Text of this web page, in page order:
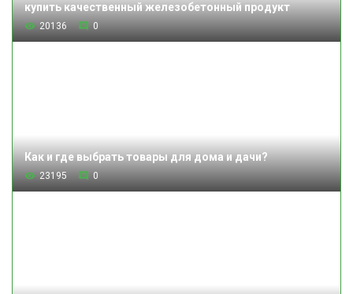
купить качественный железобетонный продукт
20136 0
Как и где выбрать товары для дома и дачи?
23195 0